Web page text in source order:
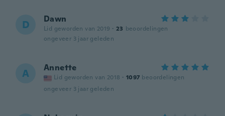
D Dawn
Lid geworden van 2019 · 23 beoordelingen
ongeveer 3 jaar geleden
A Annette
Lid geworden van 2018 · 1097 beoordelingen
ongeveer 3 jaar geleden